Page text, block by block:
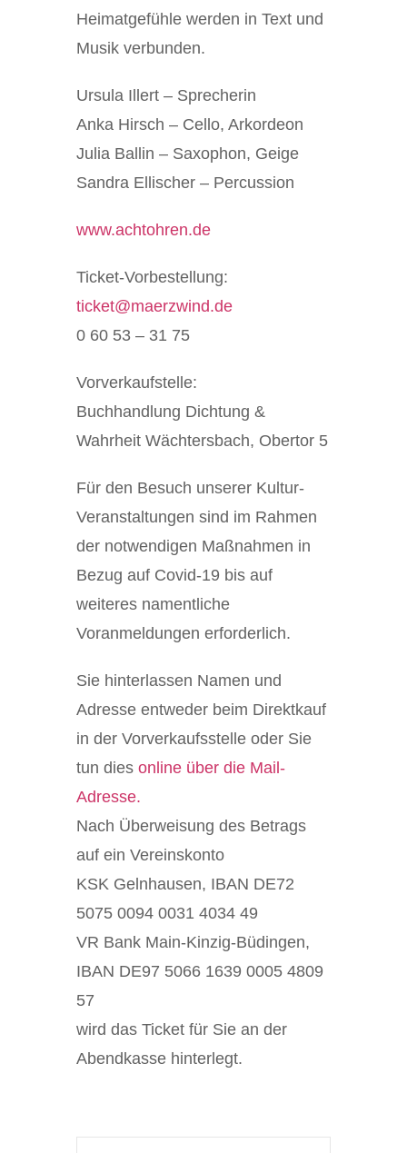
Heimatgefühle werden in Text und
Musik verbunden.
Ursula Illert – Sprecherin
Anka Hirsch – Cello, Arkordeon
Julia Ballin – Saxophon, Geige
Sandra Ellischer – Percussion
www.achtohren.de
Ticket-Vorbestellung:
ticket@maerzwind.de
0 60 53 – 31 75
Vorverkaufstelle:
Buchhandlung Dichtung &
Wahrheit Wächtersbach, Obertor 5
Für den Besuch unserer Kultur-
Veranstaltungen sind im Rahmen
der notwendigen Maßnahmen in
Bezug auf Covid-19 bis auf
weiteres namentliche
Voranmeldungen erforderlich.
Sie hinterlassen Namen und
Adresse entweder beim Direktkauf
in der Vorverkaufsstelle oder Sie
tun dies online über die Mail-
Adresse.
Nach Überweisung des Betrags
auf ein Vereinskonto
KSK Gelnhausen, IBAN DE72
5075 0094 0031 4034 49
VR Bank Main-Kinzig-Büdingen,
IBAN DE97 5066 1639 0005 4809
57
wird das Ticket für Sie an der
Abendkasse hinterlegt.